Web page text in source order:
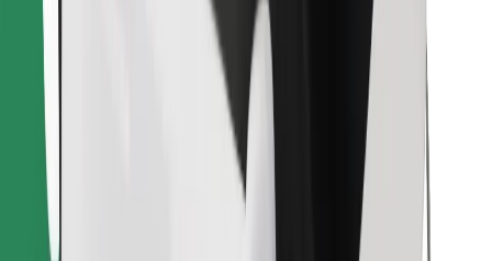
Muat turun aplikasi Bolt Food